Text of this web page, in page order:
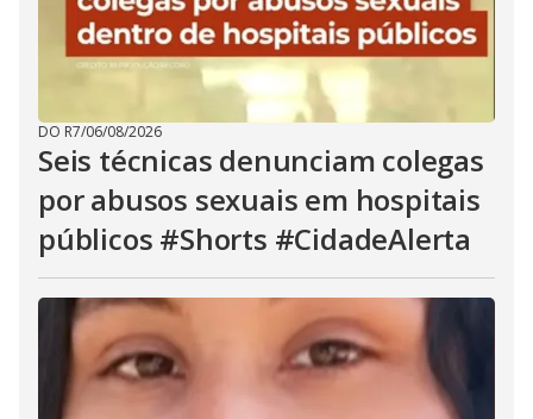
DO R7/06/08/2026
Seis técnicas denunciam colegas
por abusos sexuais em hospitais
públicos #Shorts #CidadeAlerta